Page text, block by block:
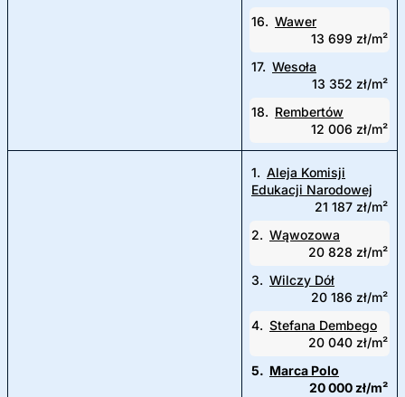
16. Wawer
13 699 zł/m²
17. Wesoła
13 352 zł/m²
18. Rembertów
12 006 zł/m²
1. Aleja Komisji
Edukacji Narodowej
21 187 zł/m²
2. Wąwozowa
20 828 zł/m²
3. Wilczy Dół
20 186 zł/m²
4. Stefana Dembego
20 040 zł/m²
5. Marca Polo
20 000 zł/m²